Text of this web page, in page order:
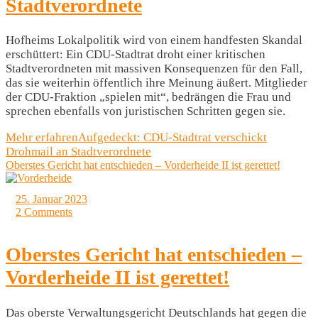
Stadtverordnete
Hofheims Lokalpolitik wird von einem handfesten Skandal
erschüttert: Ein CDU-Stadtrat droht einer kritischen
Stadtverordneten mit massiven Konsequenzen für den Fall,
das sie weiterhin öffentlich ihre Meinung äußert. Mitglieder
der CDU-Fraktion „spielen mit“, bedrängen die Frau und
sprechen ebenfalls von juristischen Schritten gegen sie.
Mehr erfahrenAufgedeckt: CDU-Stadtrat verschickt
Drohmail an Stadtverordnete
Oberstes Gericht hat entschieden – Vorderheide II ist gerettet!
25. Januar 2023
2 Comments
Oberstes Gericht hat entschieden –
Vorderheide II ist gerettet!
Das oberste Verwaltungsgericht Deutschlands hat gegen die